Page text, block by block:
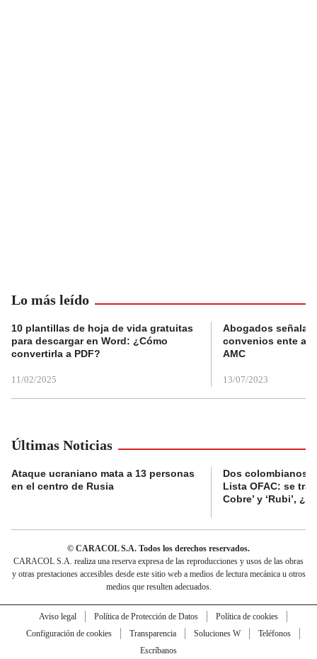
Lo más leído
10 plantillas de hoja de vida gratuitas
para descargar en Word: ¿Cómo
convertirla a PDF?
11/02/2025
Abogados
convenios ente
AMC
13/07/2023
Últimas Noticias
Ataque ucraniano mata a 13 personas
en el centro de Rusia
Dos colombianos
Lista OFAC: se
Cobre’ y ‘Rubi’,
© CARACOL S.A. Todos los derechos reservados.
CARACOL S.A. realiza una reserva expresa de las reproducciones y usos de las obras
y otras prestaciones accesibles desde este sitio web a medios de lectura mecánica u otros
medios que resulten adecuados.
Aviso legal Política de Protección de Datos
Política de cookies
Configuración de cookies
Transparencia Soluciones W
Teléfonos
Escríbanos